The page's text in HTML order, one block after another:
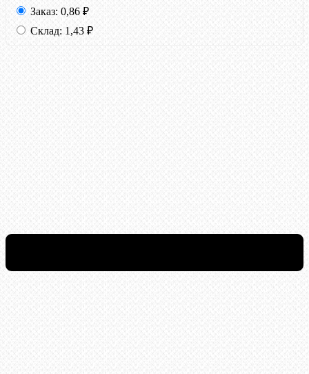
Заказ: 0,86 ₽
Склад: 1,43 ₽